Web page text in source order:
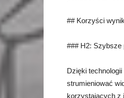
## Korzyści
### H2: Szybsze
Dzięki
strumieniować
korzystających z